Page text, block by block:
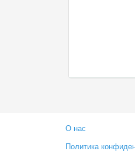
О нас
Политика